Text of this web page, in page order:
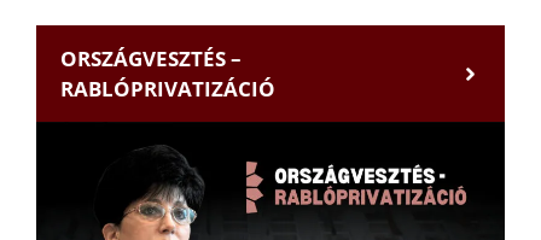
ORSZÁGVESZTÉS –
RABLÓPRIVATIZÁCIÓ